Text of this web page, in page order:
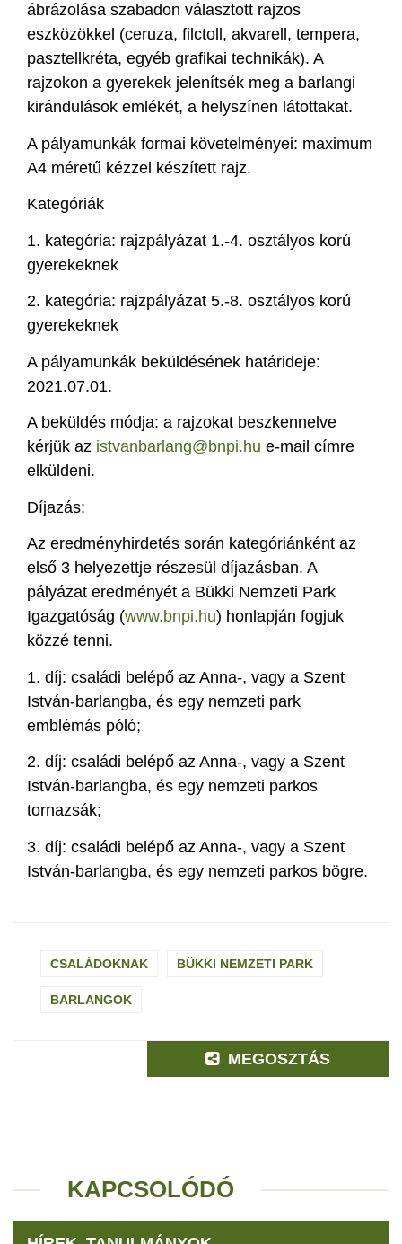
ábrázolása szabadon választott rajzos
eszközökkel (ceruza, filctoll, akvarell, tempera,
pasztellkréta, egyéb grafikai technikák). A
rajzokon a gyerekek jelenítsék meg a barlangi
kirándulások emlékét, a helyszínen látottakat.
A pályamunkák formai követelményei: maximum
A4 méretű kézzel készített rajz.
Kategóriák
1. kategória: rajzpályázat 1.-4. osztályos korú
gyerekeknek
2. kategória: rajzpályázat 5.-8. osztályos korú
gyerekeknek
A pályamunkák beküldésének határideje:
2021.07.01.
A beküldés módja: a rajzokat beszkennelve
kérjük az istvanbarlang@bnpi.hu e-mail címre
elküldeni.
Díjazás:
Az eredményhirdetés során kategóriánként az
első 3 helyezettje részesül díjazásban. A
pályázat eredményét a Bükki Nemzeti Park
Igazgatóság (www.bnpi.hu) honlapján fogjuk
közzé tenni.
1. díj: családi belépő az Anna-, vagy a Szent
István-barlangba, és egy nemzeti park
emblémás póló;
2. díj: családi belépő az Anna-, vagy a Szent
István-barlangba, és egy nemzeti parkos
tornazsák;
3. díj: családi belépő az Anna-, vagy a Szent
István-barlangba, és egy nemzeti parkos bögre.
CSALÁDOKNAK BÜKKI NEMZETI PARK
BARLANGOK
MEGOSZTÁS
KAPCSOLÓDÓ